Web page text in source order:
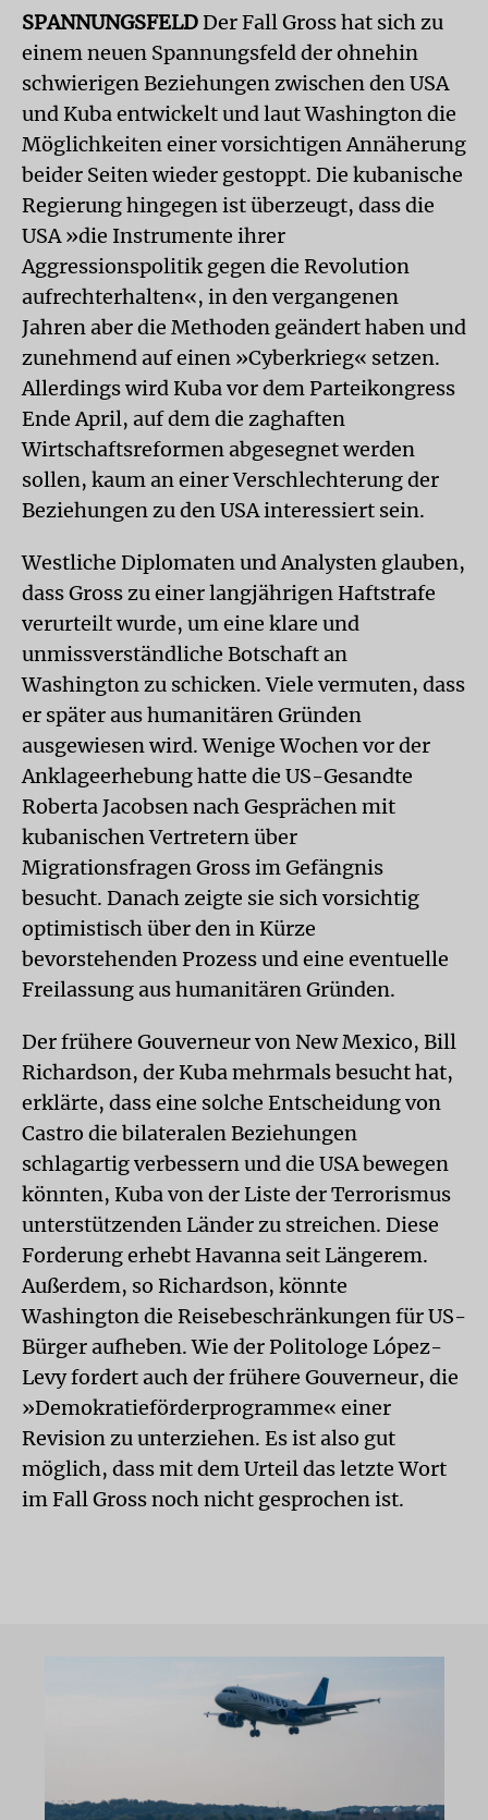
SPANNUNGSFELDDer Fall Gross hat sich zu
einem neuen Spannungsfeld der ohnehin
schwierigen Beziehungen zwischen den USA
und Kuba entwickelt und laut Washington die
Möglichkeiten einer vorsichtigen Annäherung
beider Seiten wieder gestoppt. Die kubanische
Regierung hingegen ist überzeugt, dass die
USA »die Instrumente ihrer
Aggressionspolitik gegen die Revolution
aufrechterhalten«, in den vergangenen
Jahren aber die Methoden geändert haben und
zunehmend auf einen »Cyberkrieg« setzen.
Allerdings wird Kuba vor dem Parteikongress
Ende April, auf dem die zaghaften
Wirtschaftsreformen abgesegnet werden
sollen, kaum an einer Verschlechterung der
Beziehungen zu den USA interessiert sein.
Westliche Diplomaten und Analysten glauben,
dass Gross zu einer langjährigen Haftstrafe
verurteilt wurde, um eine klare und
unmissverständliche Botschaft an
Washington zu schicken. Viele vermuten, dass
er später aus humanitären Gründen
ausgewiesen wird. Wenige Wochen vor der
Anklageerhebung hatte die US-Gesandte
Roberta Jacobsen nach Gesprächen mit
kubanischen Vertretern über
Migrationsfragen Gross im Gefängnis
besucht. Danach zeigte sie sich vorsichtig
optimistisch über den in Kürze
bevorstehenden Prozess und eine eventuelle
Freilassung aus humanitären Gründen.
Der frühere Gouverneur von New Mexico, Bill
Richardson, der Kuba mehrmals besucht hat,
erklärte, dass eine solche Entscheidung von
Castro die bilateralen Beziehungen
schlagartig verbessern und die USA bewegen
könnten, Kuba von der Liste der Terrorismus
unterstützenden Länder zu streichen. Diese
Forderung erhebt Havanna seit Längerem.
Außerdem, so Richardson, könnte
Washington die Reisebeschränkungen für US-
Bürger aufheben. Wie der Politologe López-
Levy fordert auch der frühere Gouverneur, die
»Demokratieförderprogramme« einer
Revision zu unterziehen. Es ist also gut
möglich, dass mit dem Urteil das letzte Wort
im Fall Gross noch nicht gesprochen ist.